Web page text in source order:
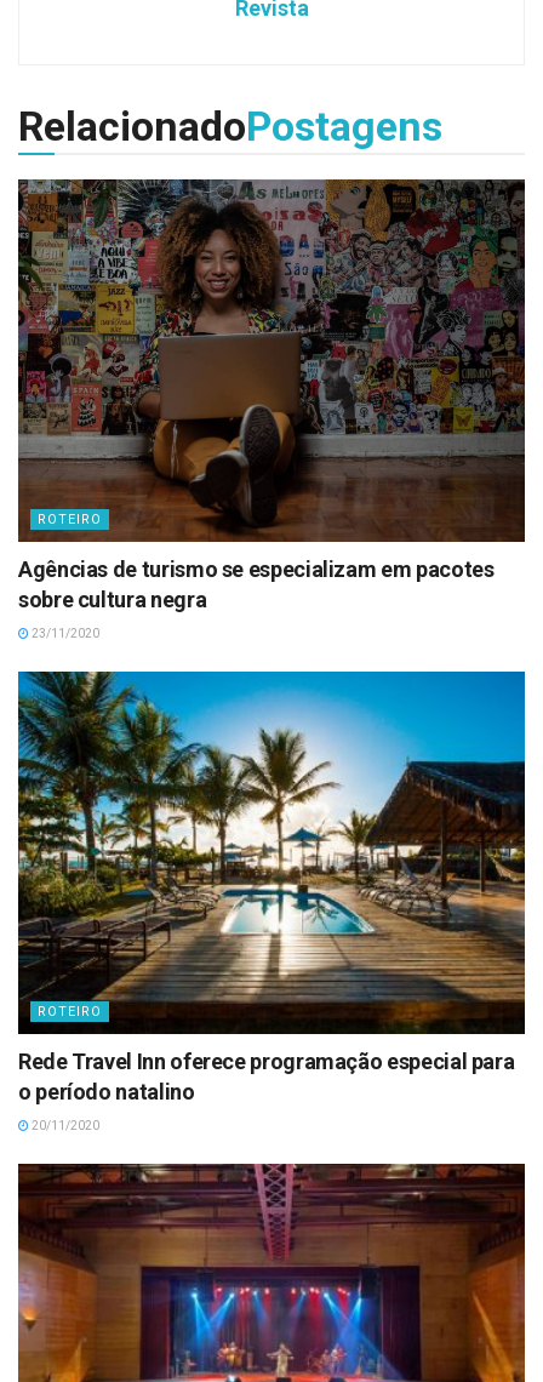
Revista
RelacionadoPostagens
ROTEIRO
Agências de turismo se especializam em pacotes
sobre cultura negra
23/11/2020
ROTEIRO
Rede Travel Inn oferece programação especial para
o período natalino
20/11/2020